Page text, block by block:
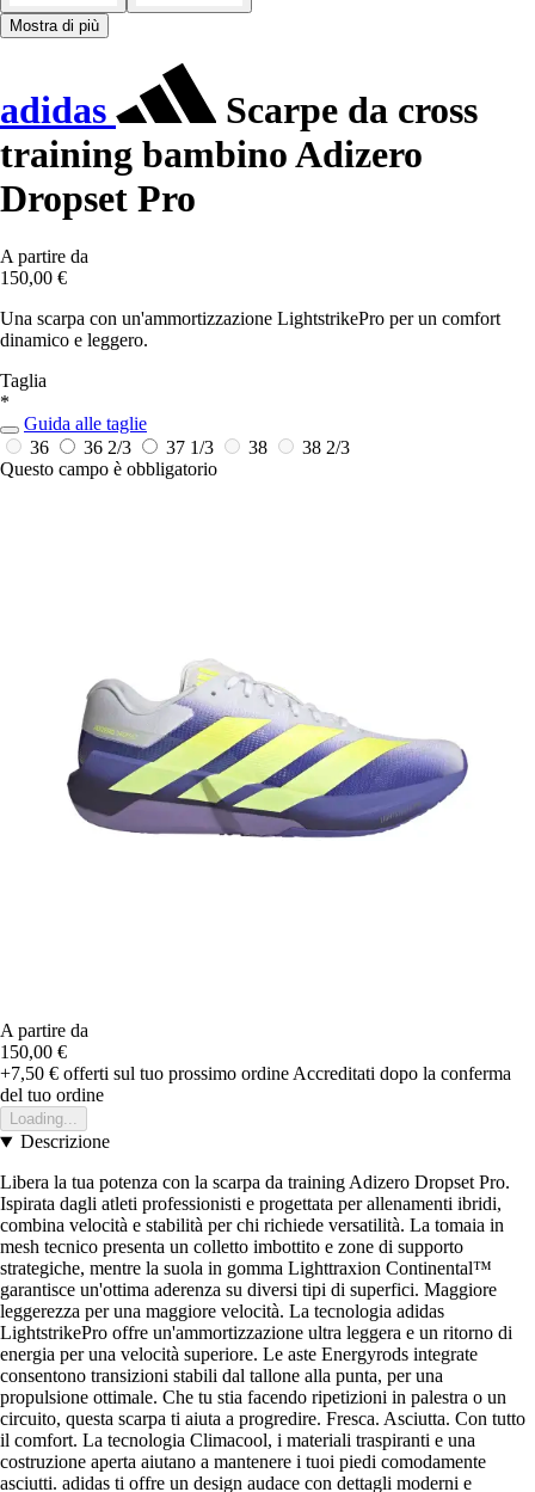
Mostra di più
adidas
Scarpe da cross
training bambino Adizero
Dropset Pro
A partire da
150,00 €
Una scarpa con un'ammortizzazione LightstrikePro per un comfort
dinamico e leggero.
Taglia
*
Guida alle taglie
36
36 2/3 37 1/3 38
38 2/3
Questo campo è obbligatorio
A partire da
150,00 €
+7,50 € offerti sul tuo prossimo ordineAccreditati dopo la conferma
del tuo ordine
Loading...
Descrizione
Libera la tua potenza con la scarpa da training Adizero Dropset Pro.
Ispirata dagli atleti professionisti e progettata per allenamenti ibridi,
combina velocità e stabilità per chi richiede versatilità. La tomaia in
mesh tecnico presenta un colletto imbottito e zone di supporto
strategiche, mentre la suola in gomma Lighttraxion Continental™
garantisce un'ottima aderenza su diversi tipi di superfici. Maggiore
leggerezza per una maggiore velocità. La tecnologia adidas
LightstrikePro offre un'ammortizzazione ultra leggera e un ritorno di
energia per una velocità superiore. Le aste Energyrods integrate
consentono transizioni stabili dal tallone alla punta, per una
propulsione ottimale. Che tu stia facendo ripetizioni in palestra o un
circuito, questa scarpa ti aiuta a progredire. Fresca. Asciutta. Con tutto
il comfort. La tecnologia Climacool, i materiali traspiranti e una
costruzione aperta aiutano a mantenere i tuoi piedi comodamente
asciutti. adidas ti offre un design audace con dettagli moderni e